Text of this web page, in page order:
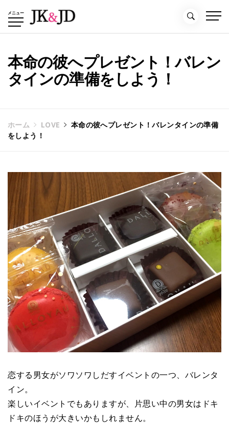
メニュー
本命の彼へプレゼント！バレン
タインの準備をしよう！
ホーム LOVE
本命の彼へプレゼント！バレンタインの準備
をしよう！
恋する男女がソワソワしだすイベントの一つ、バレンタ
イン。
楽しいイベントでもありますが、片思い中の男女はドキ
ドキのほうが大きいかもしれません。